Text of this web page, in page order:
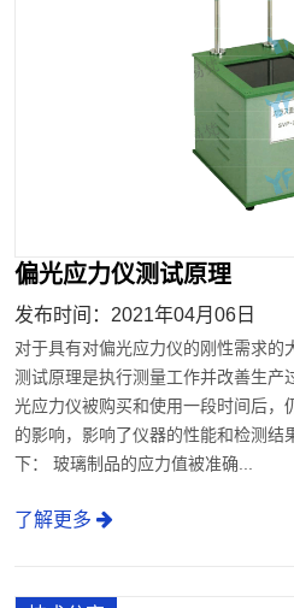
偏光应力仪测试原理
发布时间：2021年04月06日
对于具有对偏光应力仪的刚性需求的
测试原理是执行测量工作并改善生产
光应力仪被购买和使用一段时间后，
的影响，影响了仪器的性能和检测结
下： 玻璃制品的应力值被准确...
了解更多